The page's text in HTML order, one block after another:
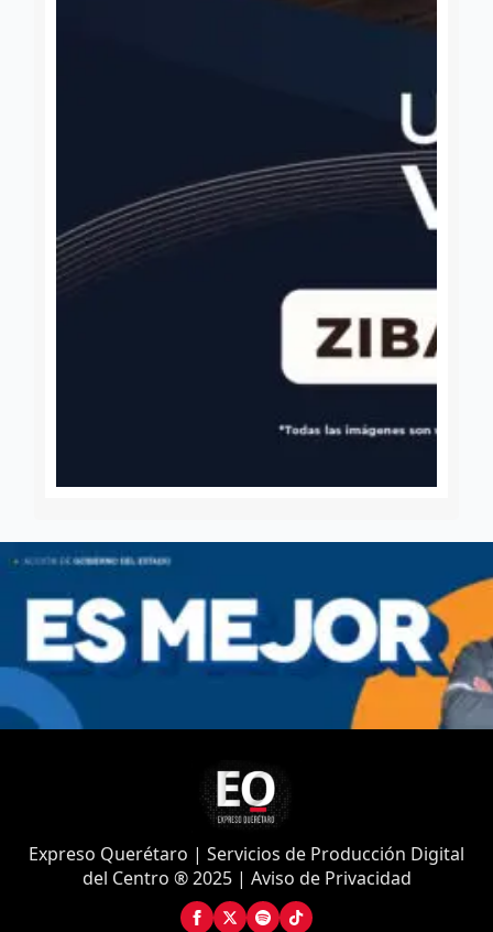
Expreso Querétaro | Servicios de Producción Digital
del Centro ® 2025 | Aviso de Privacidad